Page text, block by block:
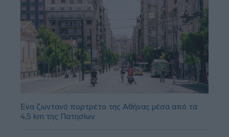
Ένα ζωντανό πορτρέτο της Αθήνας μέσα από τα
4,5 km της Πατησίων